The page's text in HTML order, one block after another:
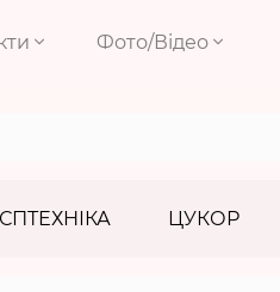
Фото/Відео
ЦУКОР